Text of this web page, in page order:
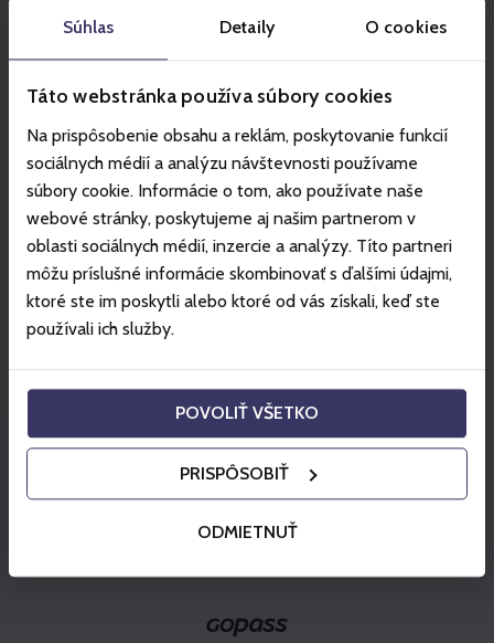
Súhlas Detaily O cookies
Táto webstránka používa súbory cookies
Na prispôsobenie obsahu a reklám, poskytovanie funkcií
sociálnych médií a analýzu návštevnosti používame
súbory cookie. Informácie o tom, ako používate naše
webové stránky, poskytujeme aj našim partnerom v
oblasti sociálnych médií, inzercie a analýzy. Títo partneri
môžu príslušné informácie skombinovať s ďalšími údajmi,
ktoré ste im poskytli alebo ktoré od vás získali, keď ste
používali ich služby.
POVOLIŤ VŠETKO
PRISPÔSOBIŤ
ODMIETNUŤ
Kattintson a termékére
Szezonális
Kiválaszt
Kiválaszt
Kosárba helyez